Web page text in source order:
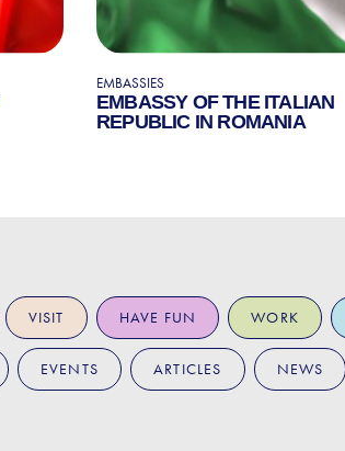
EMBASSIES
EMBASSY OF THE ITALIAN
REPUBLIC IN ROMANIA
VISIT HAVE FUN WORK
EVENTS ARTICLES NEWS